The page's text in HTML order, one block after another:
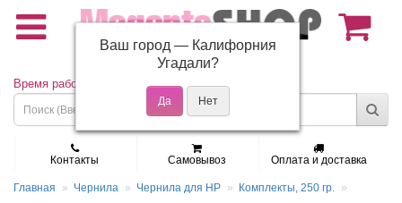
(495) 150-01-37
Время работы: Пн - Пт 9:30 - 19:00
Контакты Самовывоз Оплата и доставка
Главная Чернила Чернила для HP Комплекты, 250 гр.
Ваш город — Калифорния
Угадали?